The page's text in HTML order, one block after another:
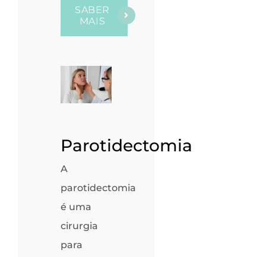
SABER
MAIS
Parotidectomia
A
parotidectomia
é uma
cirurgia
para